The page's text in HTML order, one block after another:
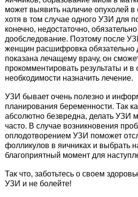
может выявить наличие опухолей в
хотя в том случае одного УЗИ для
конечно, недостаточно,
дообследование. Поэтому после
женщин расшифровка обязательно
показана лечащему врачу, он
прокомментировать результаты и в
необходимости назначить лечение.
УЗИ бывает очень полезно и
планирования беременности. Так
абсолютно безвредна, делать УЗИ
часто. В случае возникновения
оплодотворением УЗИ поможет
фолликулов в яичниках и выбрать
благоприятный момент для
Так что, заботьтесь о своем
УЗИ и не болейте!